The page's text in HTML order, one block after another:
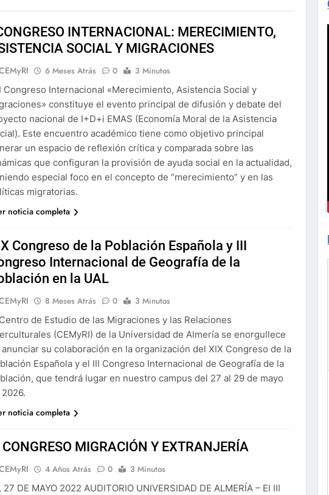
INTERNACIONAL: MERECIMIENTO,
SOCIAL Y MIGRACIONES
6 Meses Atrás 0
3 Minutos
Congreso Internacional «Merecimiento, Asistencia Social y
constituye el evento principal de difusión y debate del
nacional de I+D+i EMAS (Economía Moral de la Asistencia
Este encuentro académico tiene como objetivo principal
un espacio de reflexión crítica y comparada sobre las
que configuran la provisión de ayuda social en la actualidad,
especial foco en el concepto de “merecimiento” y en las
migratorias.
noticia completa
Congreso de la Población Española y III
Internacional de Geografía de la
en la UAL
8 Meses Atrás 0
3 Minutos
de Estudio de las Migraciones y las Relaciones
(CEMyRI) de la Universidad de Almería se enorgullece
su colaboración en la organización del XIX Congreso de la
Española y el III Congreso Internacional de Geografía de la
que tendrá lugar en nuestro campus del 27 al 29 de mayo
noticia completa
CONGRESO MIGRACIÓN Y EXTRANJERÍA
4 Años Atrás 0
3 Minutos
27 DE MAYO 2022 AUDITORIO UNIVERSIDAD DE ALMERÍA – El III